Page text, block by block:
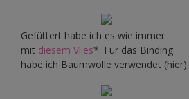
Gefüttert habe ich es wie immer
mit diesem Vlies*. Für das Binding
habe ich Baumwolle verwendet (hier).